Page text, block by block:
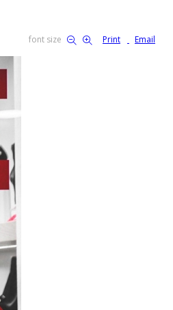
font size
Print Email